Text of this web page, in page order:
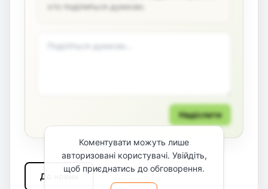
хто поділиться думкою.
Надіслати
Коментувати можуть лише
авторизовані користувачі. Увійдіть,
щоб приєднатись до обговорення.
До новин